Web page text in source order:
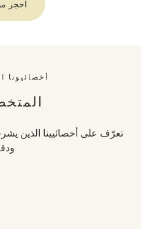
احجز
أخصائيونا
تعرّف على أخصائيينا الذين